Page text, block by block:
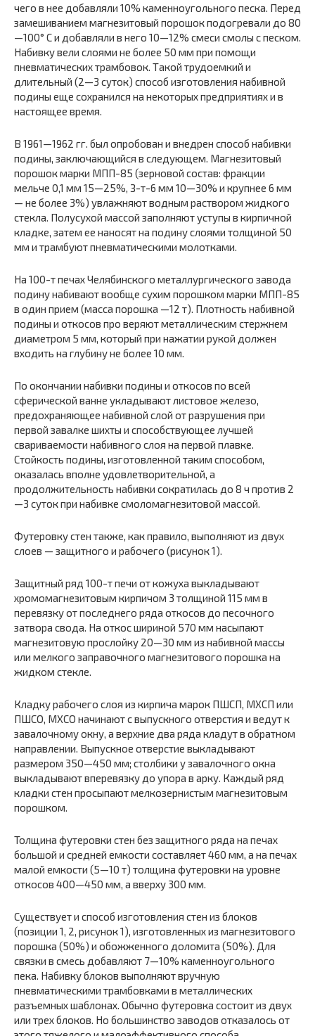
чего в нее добавляли 10% каменноугольного песка. Перед
замешиванием магнезитовый порошок подогревали до 80
—100° С и добавляли в него 10—12% смеси смолы с песком.
Набивку вели слоями не более 50 мм при помощи
пневматических трамбовок. Такой трудоемкий и
длительный (2—3 суток) способ изготовления набивной
подины еще сохранился на некоторых предприятиях и в
настоящее время.
В 1961—1962 гг. был опробован и внедрен способ набивки
подины, заключающийся в следующем. Магнезитовый
порошок марки МПП-85 (зерновой состав: фракции
мельче 0,1 мм 15—25%, З-т-6 мм 10—30% и крупнее 6 мм
— не более 3%) увлажняют водным раствором жидкого
стекла. Полусухой массой заполняют уступы в кирпичной
кладке, затем ее наносят на подину слоями толщиной 50
мм и трамбуют пневматическими молотками.
На 100-т печах Челябинского металлургического завода
подину набивают вообще сухим порошком марки МПП-85
в один прием (масса порошка —12 т). Плотность набивной
подины и откосов про веряют металлическим стержнем
диаметром 5 мм, который при нажатии рукой должен
входить на глубину не более 10 мм.
По окончании набивки подины и откосов по всей
сферической ванне укладывают листовое железо,
предохраняющее набивной слой от разрушения при
первой завалке шихты и способствующее лучшей
свариваемости набивного слоя на первой плавке.
Стойкость подины, изготовленной таким способом,
оказалась вполне удовлетворительной, а
продолжительность набивки сократилась до 8 ч против 2
—3 суток при набивке смоломагнезитовой массой.
Футеровку стен также, как правило, выполняют из двух
слоев — защитного и рабочего (рисунок 1).
Защитный ряд 100-т печи от кожуха выкладывают
хромомагнезитовым кирпичом 3 толщиной 115 мм в
перевязку от последнего ряда откосов до песочного
затвора свода. На откос шириной 570 мм насыпают
магнезитовую прослойку 20—30 мм из набивной массы
или мелкого заправочного магнезитового порошка на
жидком стекле.
Кладку рабочего слоя из кирпича марок ПШСП, МХСП или
ПШСО, МХСО начинают с выпускного отверстия и ведут к
завалочному окну, а верхние два ряда кладут в обратном
направлении. Выпускное отверстие выкладывают
размером 350—450 мм; столбики у завалочного окна
выкладывают вперевязку до упора в арку. Каждый ряд
кладки стен просыпают мелкозернистым магнезитовым
порошком.
Толщина футеровки стен без защитного ряда на печах
большой и средней емкости составляет 460 мм, а на печах
малой емкости (5—10 т) толщина футеровки на уровне
откосов 400—450 мм, а вверху 300 мм.
Существует и способ изготовления стен из блоков
(позиции 1, 2, рисунок 1), изготовленных из магнезитового
порошка (50%) и обожженного доломита (50%). Для
связки в смесь добавляют 7—10% каменноугольного
пека. Набивку блоков выполняют вручную
пневматическими трамбовками в металлических
разъемных шаблонах. Обычно футеровка состоит из двух
или трех блоков. Но большинство заводов отказалось от